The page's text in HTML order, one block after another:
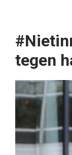
tegen